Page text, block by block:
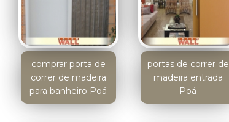
comprar porta de
correr de madeira
para banheiro Poá
portas de correr de
madeira entrada
Poá